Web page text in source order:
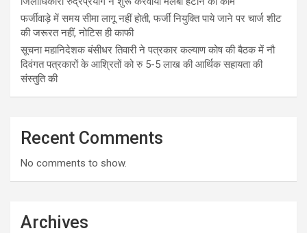
फर्जीवाड़े में समय सीमा लागू नहीं होती, फर्जी नियुक्ति पाये जाने पर चार्ज शीट
की जरूरत नहीं, नोटिस ही काफी
सूचना महानिदेशक बंसीधर तिवारी ने पत्रकार कल्याण कोष की बैठक में नौ
दिवंगत पत्रकारों के आश्रितों को रु 5-5 लाख की आर्थिक सहायता की
संस्तुति की
Recent Comments
No comments to show.
Archives